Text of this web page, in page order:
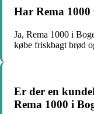
Har Rema 1000
Ja, Rema 1000 i
købe friskbagt brød
Er der en
Rema 1000 i